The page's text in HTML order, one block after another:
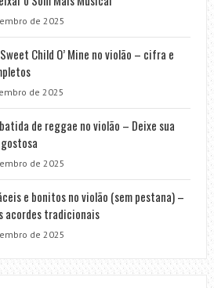
de 2025
Child O’ Mine no violão – cifra e
de 2025
de reggae no violão – Deixe sua
de 2025
e bonitos no violão (sem pestana) –
acordes tradicionais
de 2025